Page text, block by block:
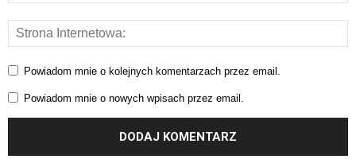
Powiadom mnie o kolejnych komentarzach przez email.
Powiadom mnie o nowych wpisach przez email.